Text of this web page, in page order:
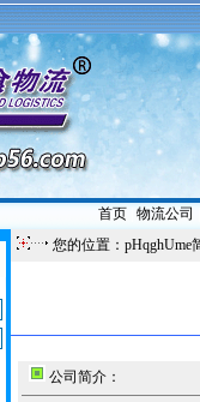
首页| 物流公司
您的位置：pHqghUme
公司简介：